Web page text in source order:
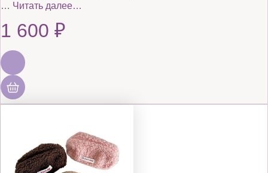
… Читать далее…
1 600 ₽